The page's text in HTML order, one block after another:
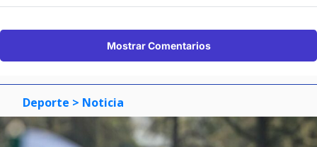
Mostrar Comentarios
Deporte > Noticia